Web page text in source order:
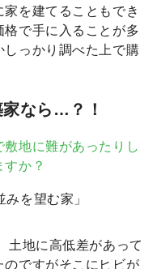
を建てることもでき
格で手に入ることが多
しっかり調べた上で購
なら … ？！
地に難があったりし
か？
を望む家」
土地に高低差があって
のですがそこにヒビが